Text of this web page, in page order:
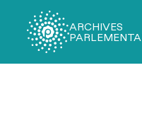
ARCHIVES